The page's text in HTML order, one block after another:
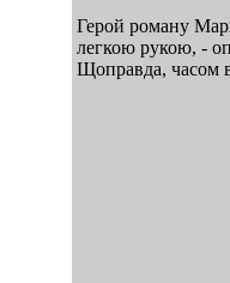
Герой роману
легкою рукою, -
Щоправда, часом